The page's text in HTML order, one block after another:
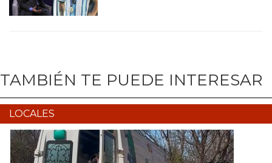
TAMBIÉN TE PUEDE INTERESAR
LOCALES